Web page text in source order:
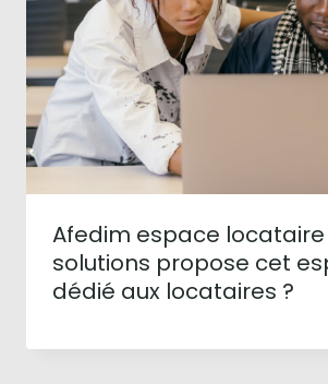
Afedim espace locataire
solutions propose cet
dédié aux locataires ?